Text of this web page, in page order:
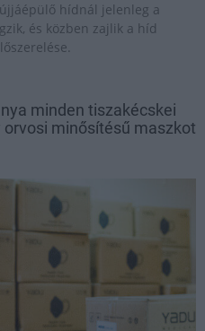
hídnál jelenleg a
és közben zajlik a híd
minden tiszakécskei
orvosi minősítésű maszkot